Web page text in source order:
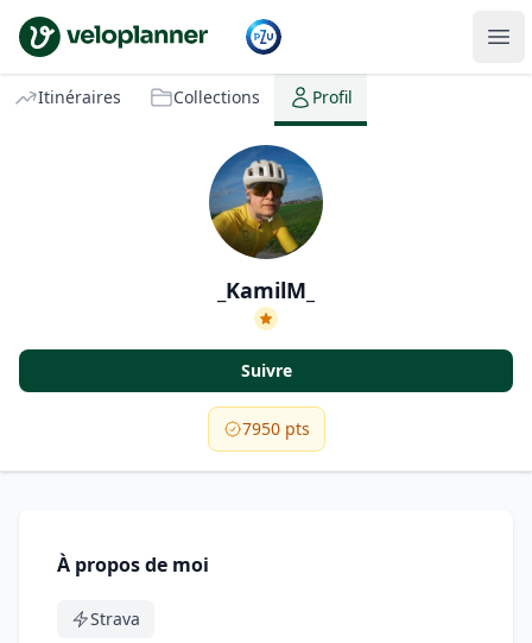
VeloPlanner
Itinéraires Collections Profil
_KamilM_
Suivre
7950 pts
À propos de moi
Strava